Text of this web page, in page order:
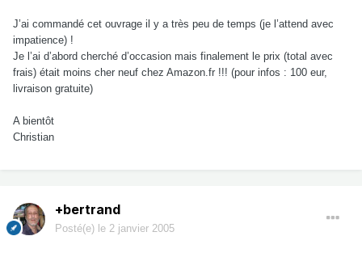
J’ai commandé cet ouvrage il y a très peu de temps (je l’attend avec
impatience) !
Je l’ai d’abord cherché d’occasion mais finalement le prix (total avec
frais) était moins cher neuf chez Amazon.fr !!! (pour infos : 100 eur,
livraison gratuite)
A bientôt
Christian
+bertrand
Posté(e) le 2 janvier 2005